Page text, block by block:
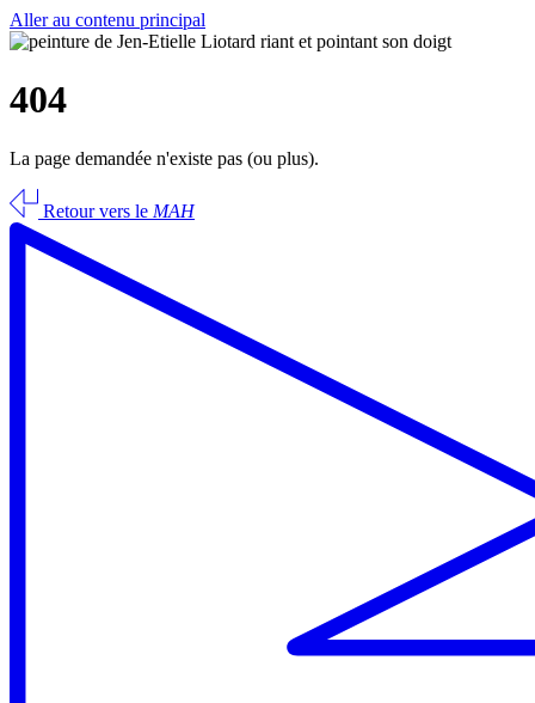
Aller au contenu principal
404
La page demandée n'existe pas (ou plus).
Retour vers le MAH